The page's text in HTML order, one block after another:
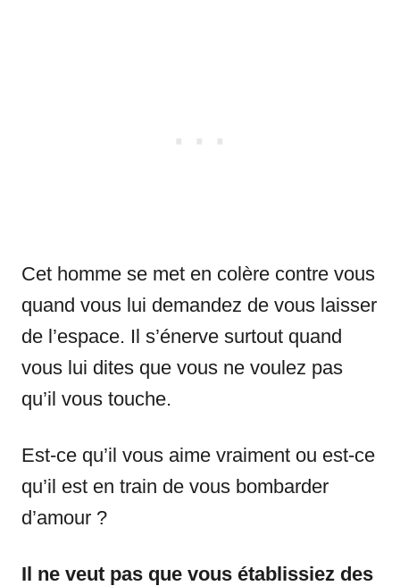
Cet homme se met en colère contre vous
quand vous lui demandez de vous laisser
de l’espace. Il s’énerve surtout quand
vous lui dites que vous ne voulez pas
qu’il vous touche.
Est-ce qu’il vous aime vraiment ou est-ce
qu’il est en train de vous bombarder
d’amour ?
Il ne veut pas que vous établissiez des